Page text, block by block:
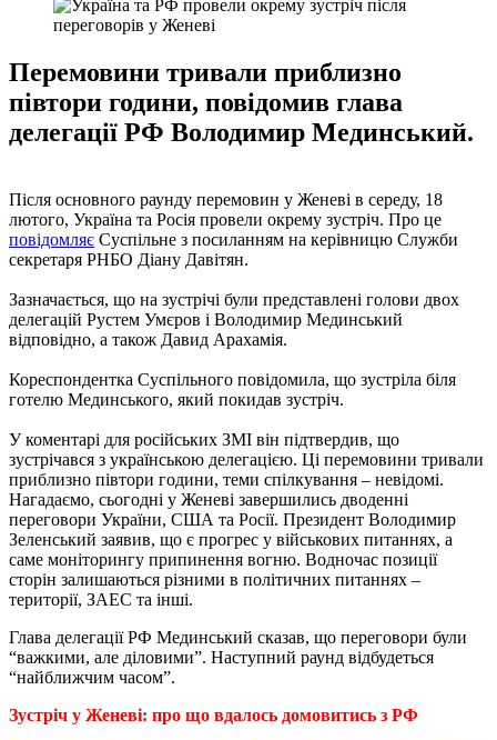
Перемовини тривали приблизно
півтори години, повідомив глава
делегації РФ Володимир Мединський.
Після основного раунду перемовин у Женеві в середу, 18
лютого, Україна та Росія провели окрему зустріч. Про це
повідомляє Суспільне з посиланням на керівницю Служби
секретаря РНБО Діану Давітян.
Зазначається, що на зустрічі були представлені голови двох
делегацій Рустем Умєров і Володимир Мединський
відповідно, а також Давид Арахамія.
Кореспондентка Суспільного повідомила, що зустріла біля
готелю Мединського, який покидав зустріч.
У коментарі для російських ЗМІ він підтвердив, що
зустрічався з українською делегацією. Ці перемовини тривали
приблизно півтори години, теми спілкування – невідомі.
Нагадаємо, сьогодні у Женеві завершились дводенні
переговори України, США та Росії. Президент Володимир
Зеленський заявив, що є прогрес у військових питаннях, а
саме моніторингу припинення вогню. Водночас позиції
сторін залишаються різними в політичних питаннях –
території, ЗАЕС та інші.
Глава делегації РФ Мединський сказав, що переговори були
“важкими, але діловими”. Наступний раунд відбудеться
“найближчим часом”.
Зустріч у Женеві: про що вдалось домовитись з РФ